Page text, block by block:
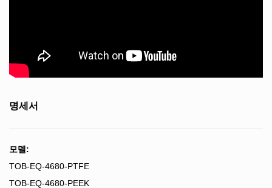
명세서
모델:
TOB-EQ-4680-PTFE
TOB-EQ-4680-PEEK